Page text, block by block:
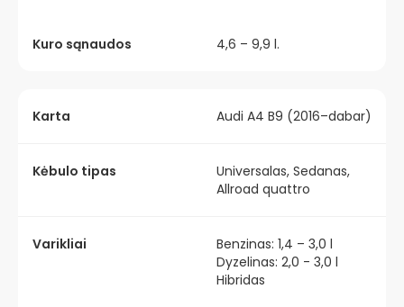
Kuro sąnaudos 4,6 – 9,9 l.
Karta Audi A4 B9 (2016–dabar)
Kėbulo tipas
Universalas, Sedanas,
Allroad quattro
Varikliai
Benzinas: 1,4 – 3,0 l
Dyzelinas: 2,0 - 3,0 l
Hibridas